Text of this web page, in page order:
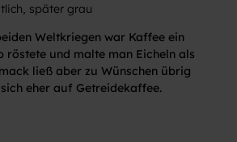
später grau
Weltkriegen war Kaffee ein
röstete und malte man Eicheln als
ließ aber zu Wünschen übrig
eher auf Getreidekaffee.